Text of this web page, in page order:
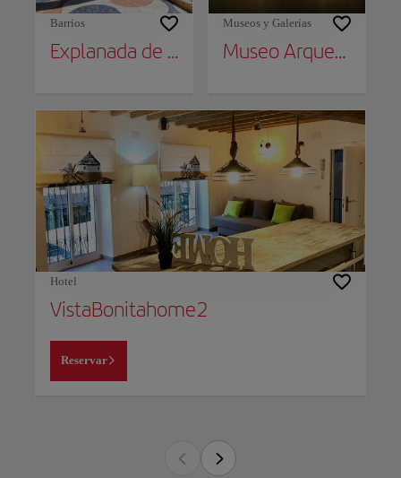
Barrios
Explanada de España
Museos y Galerías
Museo Arqueológico Provincial (MARQ)
Hotel
VistaBonitahome2
Reservar